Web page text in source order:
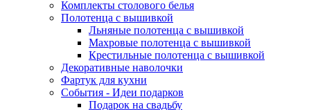
Комплекты столового белья
Полотенца с вышивкой
Льняные полотенца с вышивкой
Махровые полотенца с вышивкой
Крестильные полотенца с вышивкой
Декоративные наволочки
Фартук для кухни
События - Идеи подарков
Подарок на свадьбу